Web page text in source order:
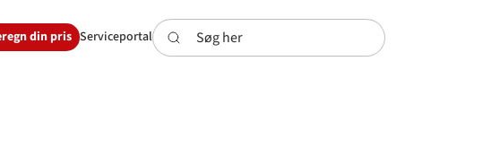
din pris ServiceportalSøg her